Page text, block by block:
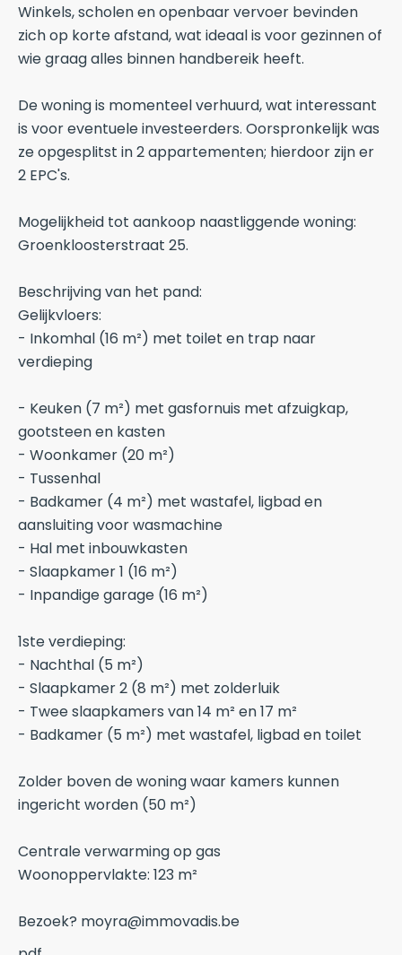
Winkels, scholen en openbaar vervoer bevinden
zich op korte afstand, wat ideaal is voor gezinnen of
wie graag alles binnen handbereik heeft.
De woning is momenteel verhuurd, wat interessant
is voor eventuele investeerders. Oorspronkelijk was
ze opgesplitst in 2 appartementen; hierdoor zijn er
2 EPC's.
Mogelijkheid tot aankoop naastliggende woning:
Groenkloosterstraat 25.
Beschrijving van het pand:
Gelijkvloers:
- Inkomhal (16 m²) met toilet en trap naar
verdieping
- Keuken (7 m²) met gasfornuis met afzuigkap,
gootsteen en kasten
- Woonkamer (20 m²)
- Tussenhal
- Badkamer (4 m²) met wastafel, ligbad en
aansluiting voor wasmachine
- Hal met inbouwkasten
- Slaapkamer 1 (16 m²)
- Inpandige garage (16 m²)
1ste verdieping:
- Nachthal (5 m²)
- Slaapkamer 2 (8 m²) met zolderluik
- Twee slaapkamers van 14 m² en 17 m²
- Badkamer (5 m²) met wastafel, ligbad en toilet
Zolder boven de woning waar kamers kunnen
ingericht worden (50 m²)
Centrale verwarming op gas
Woonoppervlakte: 123 m²
Bezoek? moyra@immovadis.be